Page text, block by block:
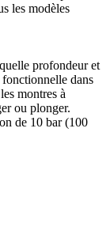
les modèles
profondeur et
fonctionnelle dans
montres à
ou plonger.
de 10 bar (100